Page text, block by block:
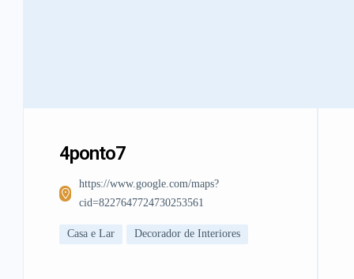
4ponto7
https://www.google.com/maps?
cid=8227647724730253561
Casa e Lar Decorador de Interiores